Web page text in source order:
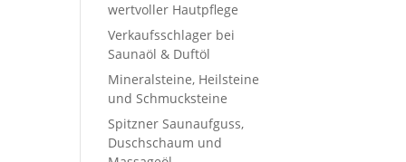
wertvoller Hautpflege
Verkaufsschlager bei
Saunaöl & Duftöl
Mineralsteine, Heilsteine
und Schmucksteine
Spitzner Saunaufguss,
Duschschaum und